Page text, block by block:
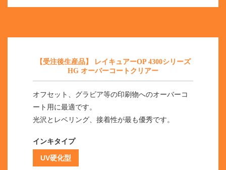
【受注後生産品】 レイキュアーOP 4300シリーズ
HG オーバーコートクリアー
オフセット、グラビア等の印刷物へのオーバーコ
ート用に最適です。
光沢とレベリング、接着性が最も優秀です。
インキタイプ
UV硬化型